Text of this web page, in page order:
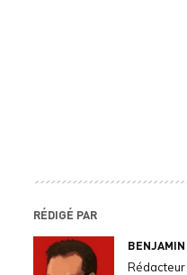
RÉDIGÉ PAR
BENJAMIN